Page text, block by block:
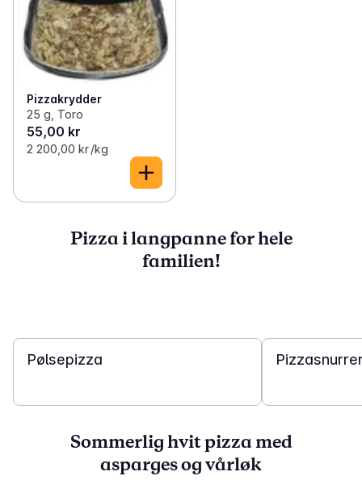
Pizzakrydder
25 g, Toro
55,00 kr
2 200,00 kr /kg
Pizza i langpanne for hele
familien!
Pølsepizza
Sommerlig hvit pizza med
asparges og vårløk